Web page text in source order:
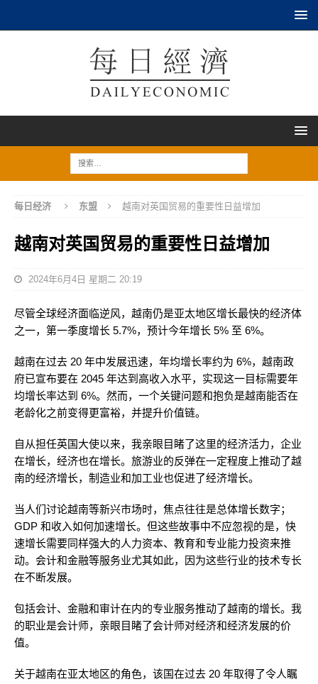
每日经济 东盟 越南对英国贸易的重要性日益增加
越南对英国贸易的重要性日益增加
2024年6月4日 星期二 20:19
尽管全球经济面临逆风，越南仍是亚太地区增长最快的经济体
之一，第一季度增长 5.7%，预计今年增长 5% 至 6%。
越南在过去 20 年中发展迅速，年均增长率约为 6%，越南政
府已宣布要在 2045 年达到高收入水平，实现这一目标需要年
均增长率达到 6%。然而，一个关键问题和抱负是越南能否在
老龄化之前变得更富裕，并提升价值链。
自从担任英国大使以来，我亲眼目睹了这里的经济活力，企业
在增长，经济也在增长。旅游业的反弹在一定程度上推动了越
南的经济增长，制造业和加工业也促进了经济增长。
当人们讨论越南等新兴市场时，焦点往往是总体增长数字；
GDP 和收入如何加速增长。但这些故事中不应忽视的是，快
速增长需要同样强大的人力资本、教育和专业能力投资来推
动。会计和金融等服务业尤其如此，因为这些行业的技术专长
在不断发展。
包括会计、金融和审计在内的专业服务推动了越南的增长。我
的职业是会计师，亲眼目睹了会计师对经济和经济发展的价
值。
关于越南在亚太地区的角色，该国在过去 20 年取得了令人瞩